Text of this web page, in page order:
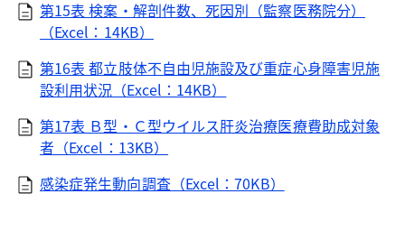
第15表 検案・解剖件数、死因別（監察医務院分）
（Excel：14KB）
第16表 都立肢体不自由児施設及び重症心身障害児施
設利用状況（Excel：14KB）
第17表 Ｂ型・Ｃ型ウイルス肝炎治療医療費助成対象
者（Excel：13KB）
感染症発生動向調査（Excel：70KB）